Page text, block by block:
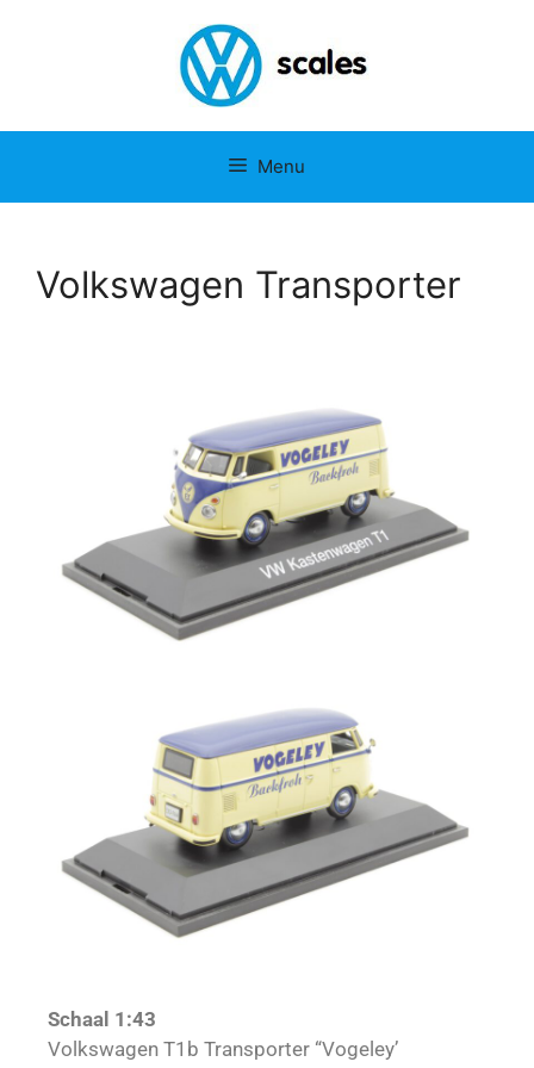
Menu
Volkswagen Transporter
Schaal 1:43
Volkswagen T1b Transporter “Vogeley’